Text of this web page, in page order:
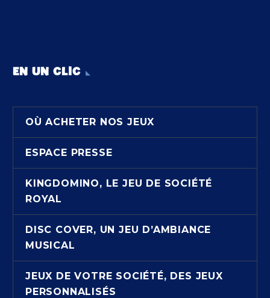
EN UN CLIC
OÙ ACHETER NOS JEUX
ESPACE PRESSE
KINGDOMINO, LE JEU DE SOCIÉTÉ
ROYAL
DISC COVER, UN JEU D’AMBIANCE
MUSICAL
JEUX DE VOTRE SOCIÉTÉ, DES JEUX
PERSONNALISÉS